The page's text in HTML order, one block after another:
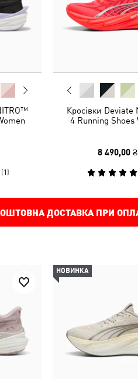
(1 )
Кросівки Deviate
4 Running Shoes
8 490,00 ₴
ДОСТАВКА ПРИ
НОВИНКА